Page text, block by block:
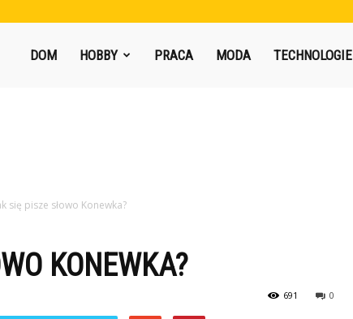
DOM HOBBY PRACA MODA TECHNOLOGIE
się pisze słowo Konewka?
KONEWKA?
0
691